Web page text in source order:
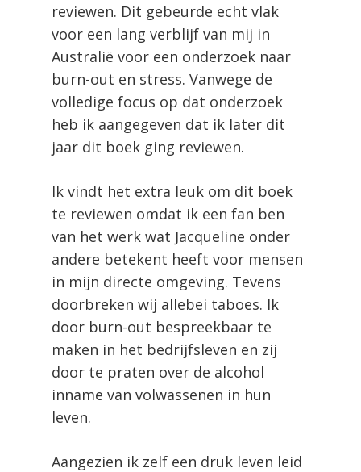
reviewen. Dit gebeurde echt vlak
voor een lang verblijf van mij in
Australië voor een onderzoek naar
burn-out en stress. Vanwege de
volledige focus op dat onderzoek
heb ik aangegeven dat ik later dit
jaar dit boek ging reviewen.
Ik vindt het extra leuk om dit boek
te reviewen omdat ik een fan ben
van het werk wat Jacqueline onder
andere betekent heeft voor mensen
in mijn directe omgeving. Tevens
doorbreken wij allebei taboes. Ik
door burn-out bespreekbaar te
maken in het bedrijfsleven en zij
door te praten over de alcohol
inname van volwassenen in hun
leven.
Aangezien ik zelf een druk leven leid